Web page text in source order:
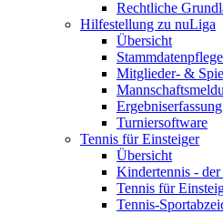
Rechtliche
Hilfestellung zu nuLiga
Übersicht
Stammdatenpflege
Mitglieder- &
Turniersoftware
Tennis für Einsteiger
Übersicht
Kindertennis -
Tennis für
Tennis-